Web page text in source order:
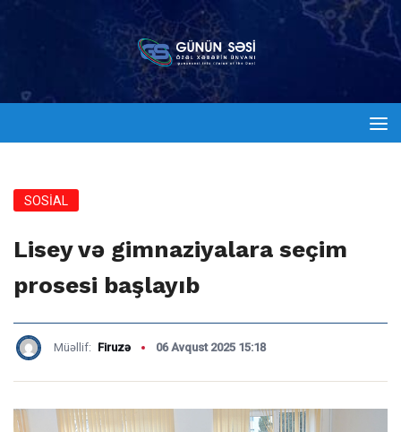
SOSİAL
Lisey və gimnaziyalara seçim
prosesi başlayıb
Müəllif: Firuzə 06 Avqust 2025 15:18